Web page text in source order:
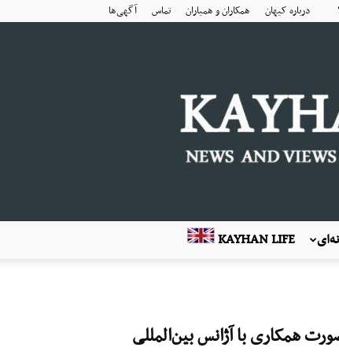
درباره کیهان همکاران و همیاران تماس آگهی‌ها
KAYHAN LIFE
همکاری با آژانس بین‌المللی